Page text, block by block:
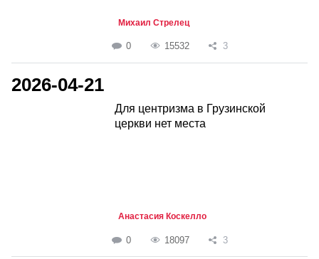
Михаил Стрелец
0 15532 3
2026-04-21
Для центризма в Грузинской
церкви нет места
Анастасия Коскелло
0 18097 3